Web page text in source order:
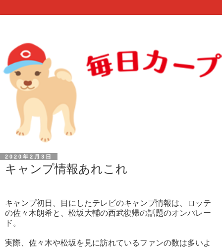
2020年2月3日
キャンプ情報あれこれ
キャンプ初日、目にしたテレビのキャンプ情報は、ロッテ
の佐々木朗希と、松坂大輔の西武復帰の話題のオンパレー
ド。
実際、佐々木や松坂を見に訪れているファンの数は多いよ